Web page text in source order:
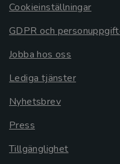
Cookieinställningar
GDPR och
Jobba hos oss
Lediga tjänster
Nyhetsbrev
Press
Tillgänglighet